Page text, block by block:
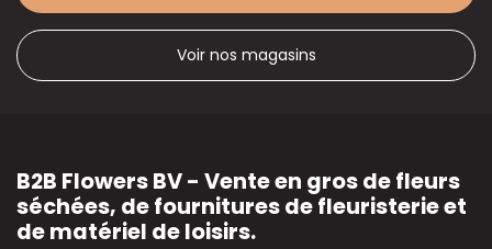
Voir nos magasins
B2B Flowers BV - Vente en gros de fleurs
séchées, de fournitures de fleuristerie et
de matériel de loisirs.